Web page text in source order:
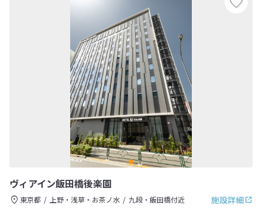
ヴィアイン飯田橋後楽園
施設詳細
東京都 上野・浅草・お茶ノ水
九段・飯田橋付近